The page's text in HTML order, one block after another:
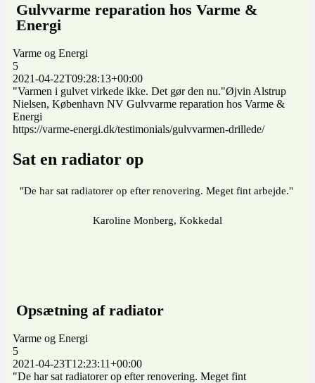
Gulvvarme reparation hos Varme &
Energi
Varme og Energi
5
2021-04-22T09:28:13+00:00
"Varmen i gulvet virkede ikke. Det gør den nu."Øjvin Alstrup
Nielsen, København NV Gulvvarme reparation hos Varme &
Energi
https://varme-energi.dk/testimonials/gulvvarmen-drillede/
Sat en radiator op
"De har sat radiatorer op efter renovering. Meget fint arbejde."
Karoline Monberg, Kokkedal
Opsætning af radiator
Varme og Energi
5
2021-04-23T12:23:11+00:00
"De har sat radiatorer op efter renovering. Meget fint